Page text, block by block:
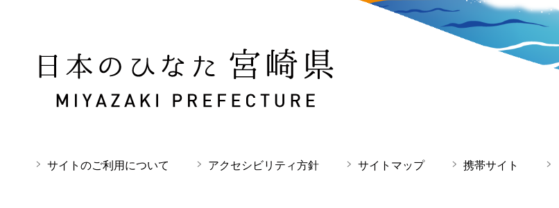
日本のひなた 宮崎県 MIYAZAKI PREFECTURE
サイトのご利用について アクセシビリティ方針 サイトマップ 携帯サイト